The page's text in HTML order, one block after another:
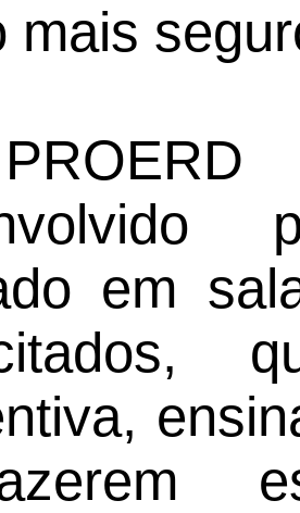
mais
em